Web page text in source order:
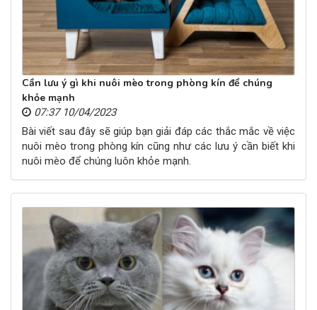
Cần lưu ý gì khi nuôi mèo trong phòng kín để chúng
khỏe mạnh
07:37 10/04/2023
Bài viết sau đây sẽ giúp bạn giải đáp các thắc mắc về việc
nuôi mèo trong phòng kín cũng như các lưu ý cần biết khi
nuôi mèo để chúng luôn khỏe mạnh.